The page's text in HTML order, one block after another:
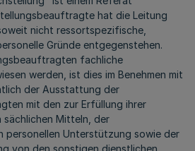
hat die Leitung
nicht ressortspezifische,
Gründe entgegenstehen.
fachliche
werden, ist dies im Benehmen mit
der Ausstattung der
mit den zur Erfüllung ihrer
Mitteln, der
personellen Unterstützung sowie der
von den sonstigen dienstlichen